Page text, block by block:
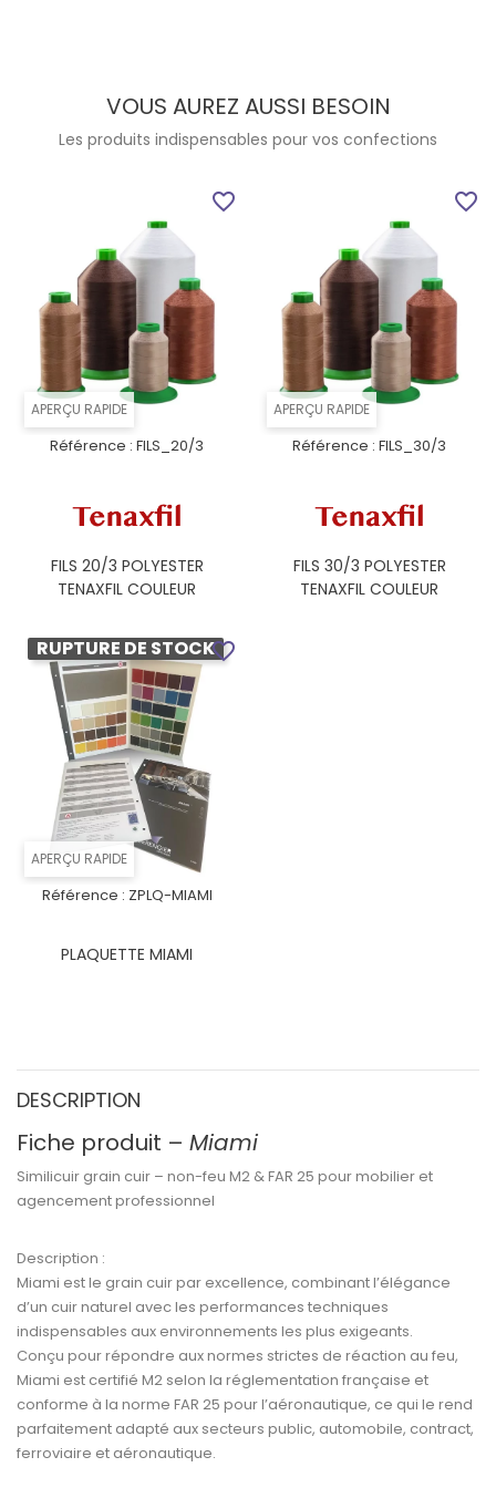
VOUS AUREZ AUSSI BESOIN
Les produits indispensables pour vos confections
APERÇU RAPIDE
Référence : FILS_20/3
FILS 20/3 POLYESTER
TENAXFIL COULEUR
favorite_border
APERÇU RAPIDE
Référence : FILS_30/3
FILS 30/3 POLYESTER
TENAXFIL COULEUR
favorite_border
APERÇU RAPIDE
RUPTURE DE STOCK
Référence : ZPLQ-MIAMI
PLAQUETTE MIAMI
favorite_border
DESCRIPTION
Fiche produit – Miami
Similicuir grain cuir – non-feu M2 & FAR 25 pour mobilier et
agencement professionnel
Description :
Miami est le grain cuir par excellence, combinant l’élégance
d’un cuir naturel avec les performances techniques
indispensables aux environnements les plus exigeants.
Conçu pour répondre auxnormes strictes de réaction au feu,
Miami est certifié M2 selon la réglementation française et
conforme à la norme FAR 25 pour l’aéronautique, ce qui le rend
parfaitement adapté aux secteurs public, automobile, contract,
ferroviaire et aéronautique.